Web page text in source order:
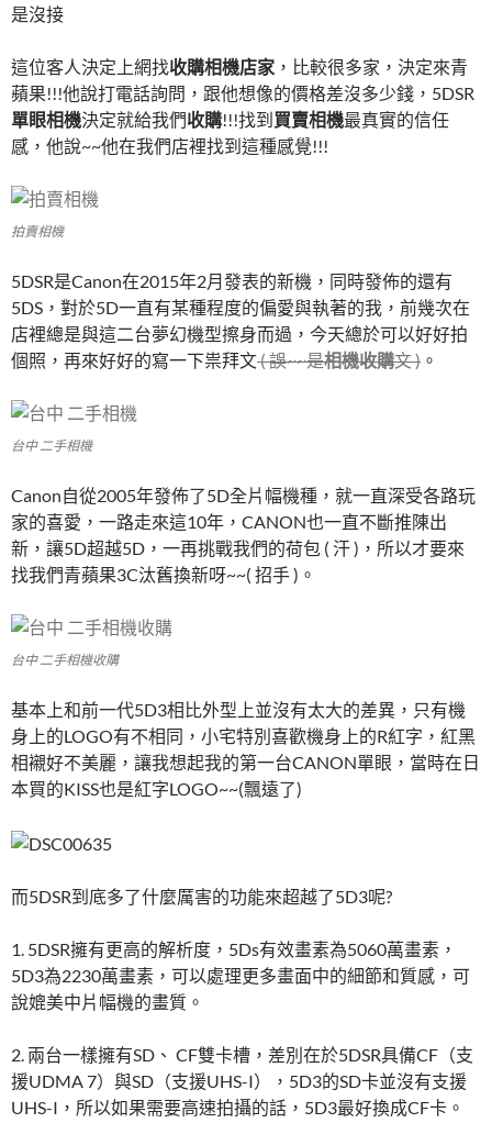
是沒接
這位客人決定上網找收購相機店家 ，比較很多家，決定來青
蘋果!!!他說打電話詢問，跟他想像的價格差沒多少錢，5DSR
單眼相機決定就給我們收購!!!找到 買賣相機最真實的信任
感，他說~~他在我們店裡找到這種感覺!!!
拍賣相機
5DSR是Canon在2015年2月發表的新機，同時發佈的還有
5DS，對於5D一直有某種程度的偏愛與執著的我，前幾次在
店裡總是與這二台夢幻機型擦身而過，今天總於可以好好拍
個照，再來好好的寫一下祟拜文( 誤~~是相機收購文 ) 。
台中 二手相機
Canon自從2005年發佈了5D全片幅機種，就一直深受各路玩
家的喜愛，一路走來這10年，CANON也一直不斷推陳出
新，讓5D超越5D，一再挑戰我們的荷包 ( 汗 )，所以才要來
找我們青蘋果3C汰舊換新呀~~( 招手 )。
台中 二手相機收購
基本上和前一代5D3相比外型上並沒有太大的差異，只有機
身上的LOGO有不相同，小宅特別喜歡機身上的R紅字，紅黑
相襯好不美麗，讓我想起我的第一台CANON單眼，當時在日
本買的KISS也是紅字LOGO~~(飄遠了)
而5DSR到底多了什麼厲害的功能來超越了5D3呢?
1. 5DSR擁有更高的解析度，5Ds有效畫素為5060萬畫素，
5D3為2230萬畫素，可以處理更多畫面中的細節和質感，可
說媲美中片幅機的畫質。
2. 兩台一樣擁有SD、 CF雙卡槽，差別在於5DSR具備CF（支
援UDMA 7）與SD（支援UHS-I），5D3的SD卡並沒有支援
UHS-I，所以如果需要高速拍攝的話，5D3最好換成CF卡。